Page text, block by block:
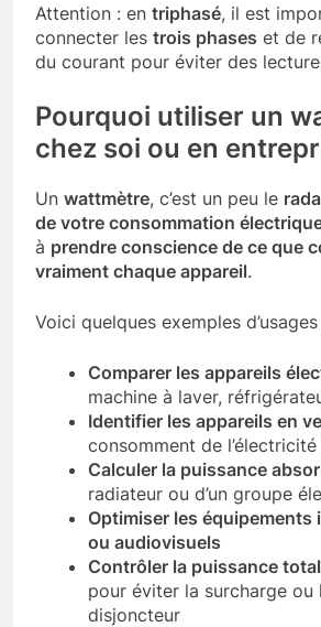
Attention : en triphasé, il est
connecter les trois phases et de
du courant pour éviter des
Pourquoi utiliser un
chez soi ou en
Un wattmètre, c’est un peu le
de votre consommation
à prendre conscience de ce que
vraiment chaque appareil.
Voici quelques exemples
Comparer les appareils
machine à laver,
Identifier les appareils en
consomment de
Calculer la puissance
radiateur ou d’un groupe
Optimiser les équipements
ou audiovisuels
Contrôler la puissance
pour éviter la surcharge ou
disjoncteur